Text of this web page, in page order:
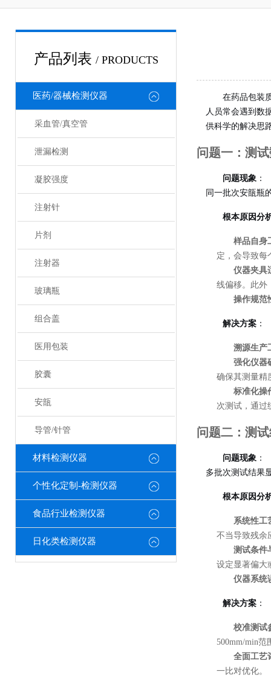
产品列表 / PRODUCTS
医药/器械检测仪器
采血管/真空管
泄漏检测
凝胶强度
注射针
片剂
注射器
玻璃瓶
组合盖
医用包装
胶囊
安瓿
导管/针管
材料检测仪器
个性化定制-检测仪器
食品行业检测仪器
日化类检测仪器
在药品包装
人员常会遇到数
供科学的解决思
问题一：测
问题现象 ：
同一批次安瓿瓶
根本原因分
样品自身
定，会导致每
仪器夹具
线偏移。此外
操作规范
解决方案 ：
溯源生产
强化仪器
确保其测量精
标准化操
次测试，通过
问题二：测
问题现象 ：
多批次测试结果
根本原因分
系统性工
不当导致残余
测试条件
设定显著偏大
仪器系统
解决方案 ：
校准测试
500mm/min
全面工艺
一比对优化。